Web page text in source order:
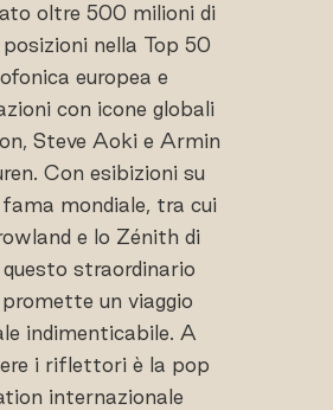
oltre 500 milioni di
nella Top 50
europea e
con icone globali
Steve Aoki e Armin
Con esibizioni su
mondiale, tra cui
e lo Zénith di
questo straordinario
un viaggio
indimenticabile. A
i riflettori è la pop
internazionale